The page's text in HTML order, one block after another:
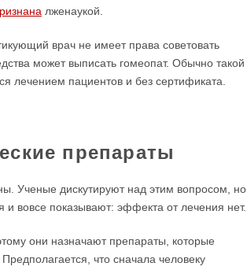
лженаукой.
врач не имеет права советовать
может выписать гомеопат. Обычно такой
лечением пациентов и без сертификата.
препараты
Ученые дискутируют над этим вопросом, но
вовсе показывают: эффекта от лечения нет.
они назначают препараты, которые
что сначала человеку